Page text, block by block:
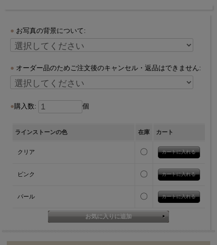
お写真の背景について:
オーダー品のためご注文後のキャンセル・返品はできません:
購入数: 個
ラインストーンの色 在庫 カート
クリア 〇
ピンク 〇
パール 〇